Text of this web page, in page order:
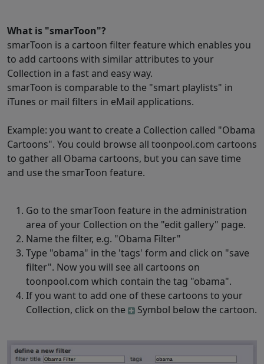
What is "smarToon"?
smarToon is a cartoon filter feature which enables you
to add cartoons with similar attributes to your
Collection in a fast and easy way.
smarToon is comparable to the "smart playlists" in
iTunes or mail filters in eMail applications.
Example: you want to create a Collection called "Obama
Cartoons". You could browse all toonpool.com cartoons
to gather all Obama cartoons, but you can save time
and use the smarToon feature.
Go to the smarToon feature in the administration
area of your Collection on the "edit gallery" page.
Name the filter, e.g. "Obama Filter"
Type "obama" in the 'tags' form and click on "save
filter". Now you will see all cartoons on
toonpool.com which contain the tag "obama".
If you want to add one of these cartoons to your
Collection, click on the
Symbol below the cartoon.